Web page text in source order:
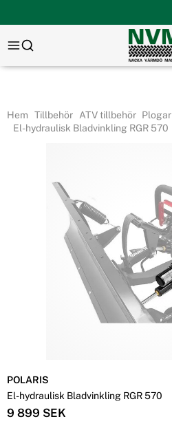
Hem Tillbehör ATV tillbehör Plogar
El-hydraulisk Bladvinkling RGR 570
POLARIS
El-hydraulisk Bladvinkling RGR 570
9 899 SEK